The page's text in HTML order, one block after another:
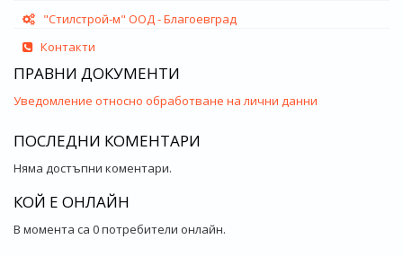
"Стилстрой-м" ООД - Благоевград
Контакти
ПРАВНИ ДОКУМЕНТИ
Уведомление относно обработване на лични данни
ПОСЛЕДНИ КОМЕНТАРИ
Няма достъпни коментари.
КОЙ Е ОНЛАЙН
В момента са 0 потребители онлайн.